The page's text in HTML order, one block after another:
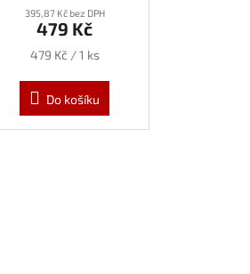
395,87 Kč bez DPH
479 Kč
Měrná
479 Kč / 1 ks
Do košíku